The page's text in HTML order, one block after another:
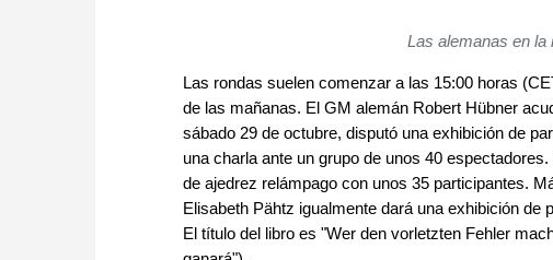
Las alemanas en la
Las rondas suelen comenzar a las 15:00 horas
de las mañanas. El GM alemán Robert Hübner
sábado 29 de octubre, disputó una exhibición de
una charla ante un grupo de unos 40
de ajedrez relámpago con unos 35 participantes.
Elisabeth Pähtz igualmente dará una exhibición
El título del libro es "Wer den vorletzten Fehler